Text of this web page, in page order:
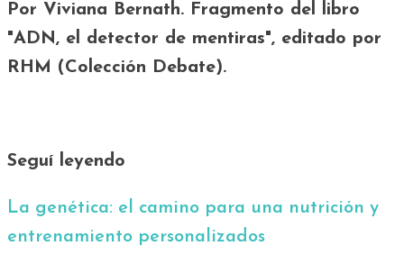
Por Viviana Bernath. Fragmento del libro
"ADN, el detector de mentiras", editado por
RHM (Colección Debate).
Seguí leyendo
La genética: el camino para una nutrición y
entrenamiento personalizados